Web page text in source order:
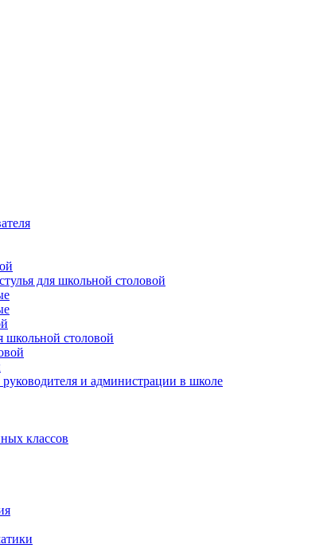
для школьной столовой
школьной столовой
руководителя и администрации в школе
классов